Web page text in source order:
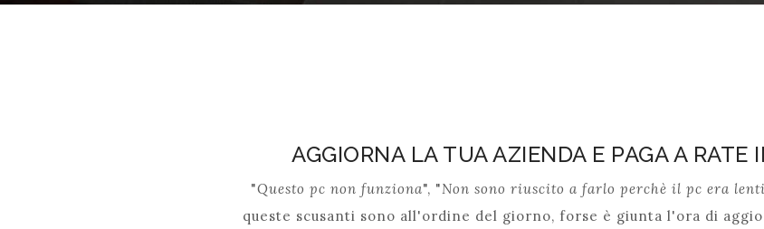
AGGIORNA LA TUA AZIENDA E PAGA A RATE
"Questo pc non funziona", "Non sono riuscito a farlo perchè il pc era
queste scusanti sono all'ordine del giorno, forse è giunta l'ora di